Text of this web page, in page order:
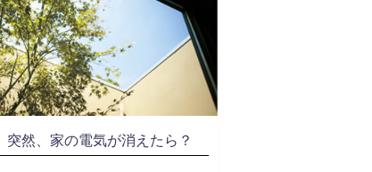
突然、家の電気が消えたら？